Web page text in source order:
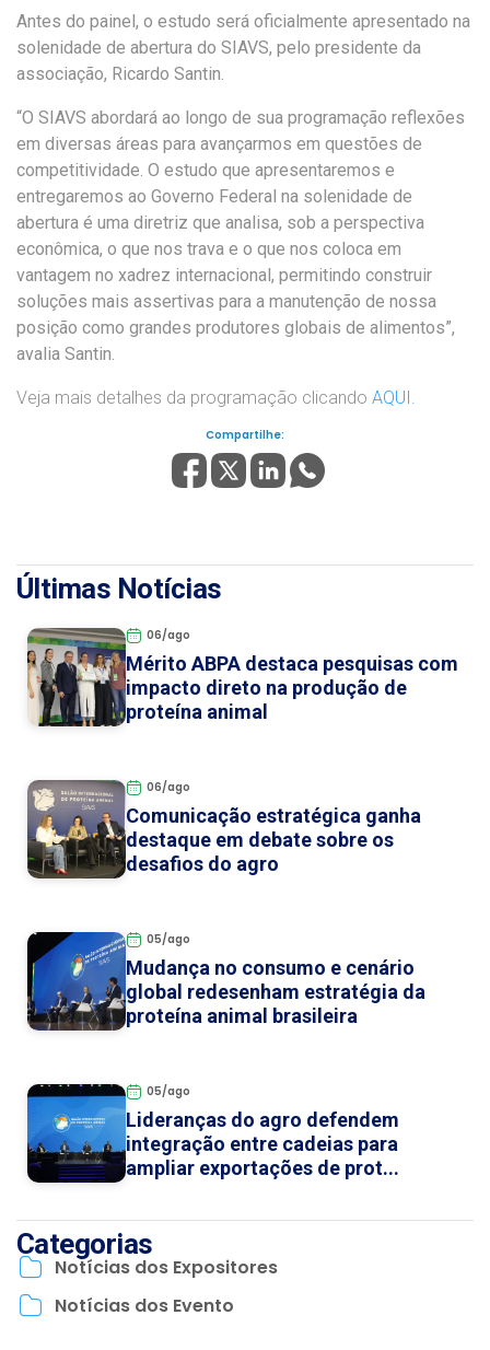
Antes do painel, o estudo será oficialmente apresentado na
solenidade de abertura do SIAVS, pelo presidente da
associação, Ricardo Santin.
“O SIAVS abordará ao longo de sua programação reflexões
em diversas áreas para avançarmos em questões de
competitividade. O estudo que apresentaremos e
entregaremos ao Governo Federal na solenidade de
abertura é uma diretriz que analisa, sob a perspectiva
econômica, o que nos trava e o que nos coloca em
vantagem no xadrez internacional, permitindo construir
soluções mais assertivas para a manutenção de nossa
posição como grandes produtores globais de alimentos”,
avalia Santin.
Veja mais detalhes da programação clicando AQUI.
Compartilhe:
Últimas Notícias
06/ago
Mérito ABPA destaca pesquisas com
impacto direto na produção de
proteína animal
06/ago
Comunicação estratégica ganha
destaque em debate sobre os
desafios do agro
05/ago
Mudança no consumo e cenário
global redesenham estratégia da
proteína animal brasileira
05/ago
Lideranças do agro defendem
integração entre cadeias para
ampliar exportações de prot...
Categorias
Notícias dos Expositores
Notícias dos Evento